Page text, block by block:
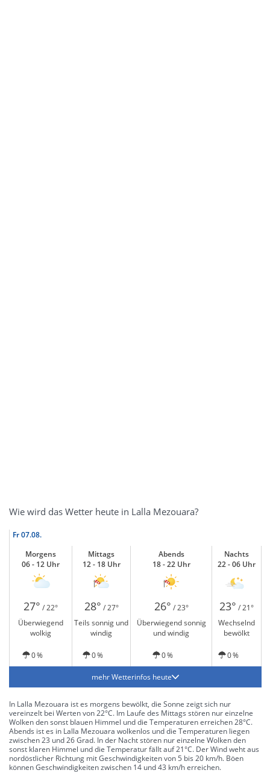
Wie wird das Wetter heute in Lalla Mezouara?
Fr07.08.
Morgens
06 - 12 Uhr
Mittags
12 - 18 Uhr
Abends
18 - 22 Uhr
Nachts
22 - 06 Uhr
27° / 22° 28° / 27° 26° / 23° 23° / 21°
Überwiegend
wolkig
Teils sonnig und
windig
Überwiegend sonnig
und windig
Wechselnd
bewölkt
0 % 0 % 0 % 0 %
mehr Wetterinfos heute
In Lalla Mezouara ist es morgens bewölkt, die Sonne zeigt sich nur
vereinzelt bei Werten von 22°C. Im Laufe des Mittags stören nur einzelne
Wolken den sonst blauen Himmel und die Temperaturen erreichen 28°C.
Abends ist es in Lalla Mezouara wolkenlos und die Temperaturen liegen
zwischen 23 und 26 Grad. In der Nacht stören nur einzelne Wolken den
sonst klaren Himmel und die Temperatur fällt auf 21°C. Der Wind weht aus
nordöstlicher Richtung mit Geschwindigkeiten von 5 bis 20 km/h. Böen
können Geschwindigkeiten zwischen 14 und 43 km/h erreichen.